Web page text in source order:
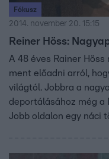
Fókusz
2014. november 20. 15:15
Reiner Höss:
A 48 éves Rainer
ment előadni arról,
világtól. Jobbra a
deportálásához még a
Jobb oldalon egy náci